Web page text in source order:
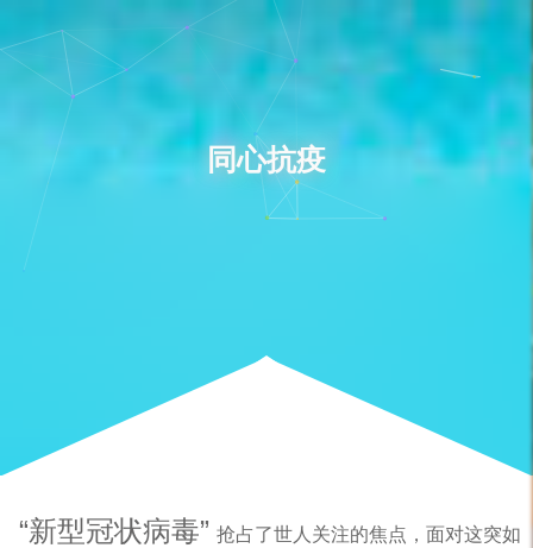
同心抗疫
“新型冠状病毒” 抢占了世人关注的焦点，面对这突如